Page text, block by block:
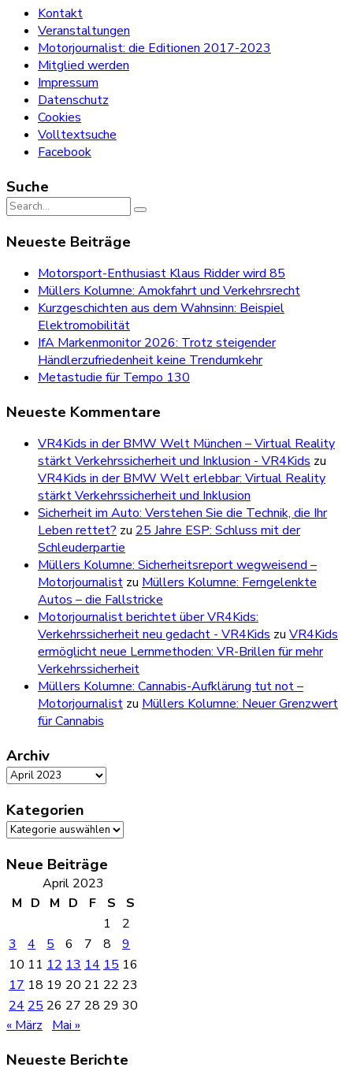
Kontakt
Veranstaltungen
Motorjournalist: die Editionen 2017-2023
Mitglied werden
Impressum
Datenschutz
Cookies
Volltextsuche
Facebook
Suche
Search
Neueste Beiträge
Motorsport-Enthusiast Klaus Ridder wird 85
Müllers Kolumne: Amokfahrt und Verkehrsrecht
Kurzgeschichten aus dem Wahnsinn: Beispiel
Elektromobilität
IfA Markenmonitor 2026: Trotz steigender
Händlerzufriedenheit keine Trendumkehr
Metastudie für Tempo 130
Neueste Kommentare
VR4Kids in der BMW Welt München – Virtual Reality
stärkt Verkehrssicherheit und Inklusion - VR4Kids zu
VR4Kids in der BMW Welt erlebbar: Virtual Reality
stärkt Verkehrssicherheit und Inklusion
Sicherheit im Auto: Verstehen Sie die Technik, die Ihr
Leben rettet? zu 25 Jahre ESP: Schluss mit der
Schleuderpartie
Müllers Kolumne: Sicherheitsreport wegweisend –
Motorjournalist zu Müllers Kolumne: Ferngelenkte
Autos – die Fallstricke
Motorjournalist berichtet über VR4Kids:
Verkehrssicherheit neu gedacht - VR4Kids zu VR4Kids
ermöglicht neue Lernmethoden: VR-Brillen für mehr
Verkehrssicherheit
Müllers Kolumne: Cannabis-Aufklärung tut not –
Motorjournalist zu Müllers Kolumne: Neuer Grenzwert
für Cannabis
Archiv
Archiv
Kategorien
Kategorien
Neue Beiträge
April 2023
M D M D F S
S
1
2
3
4 5 6 7 8
9
10 11 12 13 14 15 16
17 18 19 20 21 22 23
24 25 26 27 28 29 30
« März
Mai »
Neueste Berichte